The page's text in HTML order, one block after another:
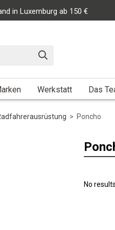
in Luxemburg ab 150 €
Werkstatt Das
> Poncho
No results